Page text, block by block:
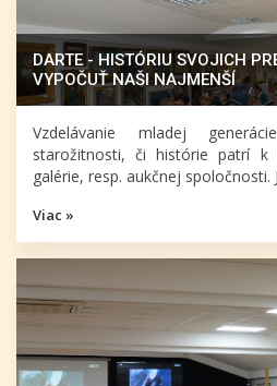
DARTE - HISTÓRIU SVOJICH
VYPOČUŤ NAŠI NAJMENŠÍ
Vzdelávanie mladej
starožitnosti, či histórie patrí k
galérie, resp. aukčnej spoločnosti.
Viac »